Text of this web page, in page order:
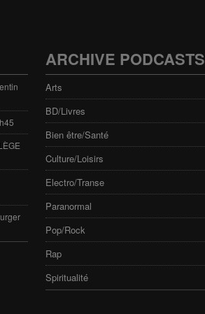
ARCHIVE PODCASTS
Arts
BD/Livres
Bien être/Santé
Culture/Loisirs
Electro/Transe
Paranormal
Pop/Rock
Rap
Spiritualité